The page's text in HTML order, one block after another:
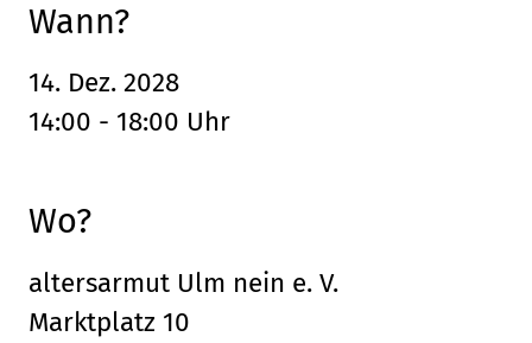
Wann?
14. Dez. 2028
14:00 - 18:00 Uhr
Wo?
altersarmut Ulm nein e. V.
Marktplatz 10